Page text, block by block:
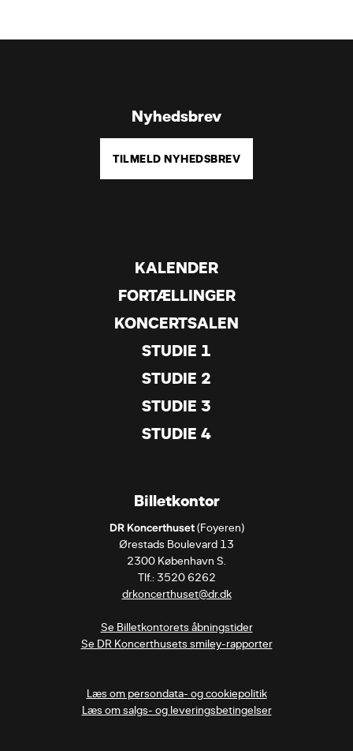
KALENDER
FORTÆLLINGER
KONCERTSALEN
STUDIE 1
STUDIE 2
STUDIE 3
STUDIE 4
Nyhedsbrev
TILMELD NYHEDSBREV
Billetkontor
DR Koncerthuset (Foyeren)
Ørestads Boulevard 13
2300 København S.
drkoncerthuset@dr.dk
Se Billetkontorets åbningstider
Se DR Koncerthusets smiley-rapporter
Læs om persondata- og cookiepolitik
Læs om salgs- og leveringsbetingelser